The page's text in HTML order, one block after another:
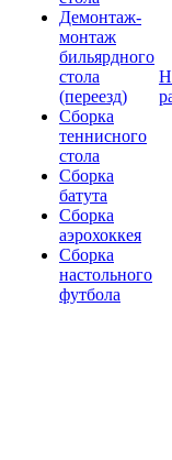
Демонтаж-
монтаж
бильярдного
стола
(переезд)
Сборка
теннисного
стола
Сборка
батута
Сборка
аэрохоккея
Сборка
настольного
футбола